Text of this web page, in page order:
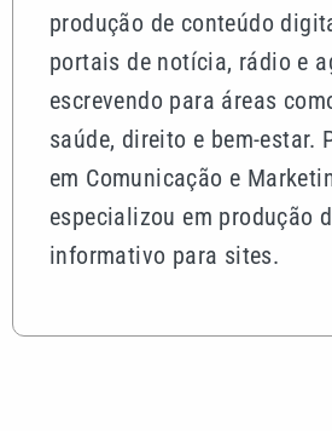
produção de conteúdo
portais de notícia, rádio e
escrevendo para áreas
saúde, direito e bem-estar.
em Comunicação e
especializou em produção
informativo para sites.